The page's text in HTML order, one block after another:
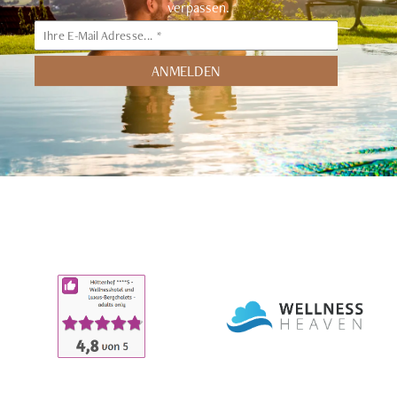
verpassen.